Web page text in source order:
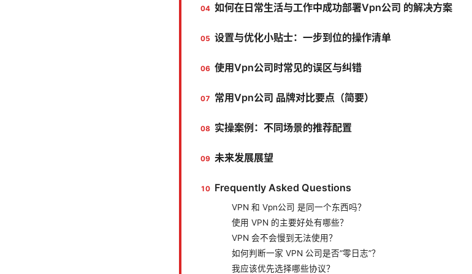
如何在日常生活与工作中成功部署Vpn公司 的解决方案
设置与优化小贴士：一步到位的操作清单
使用Vpn公司时常见的误区与纠错
常用Vpn公司 品牌对比要点（简要）
实操案例：不同场景的推荐配置
未来发展展望
Frequently Asked Questions
VPN 和 Vpn公司 是同一个东西吗？
使用 VPN 的主要好处有哪些？
VPN 会不会慢到无法使用？
如何判断一家 VPN 公司是否“零日志”？
我应该优先选择哪些协议？